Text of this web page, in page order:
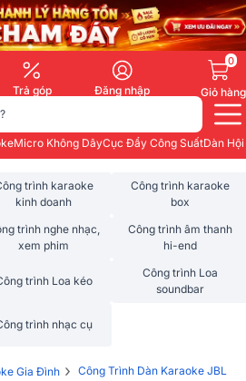
Trả góp Đăng nhập
0
Giỏ hàng
Micro Không DâyCục Đẩy Công SuấtDàn
trình karaoke
kinh doanh
Công trình karaoke
box
trình nghe nhạc,
xem phim
Công trình âm thanh
hi-end
trình Loa kéo
Công trình Loa
soundbar
trình nhạc cụ
Gia Đình › Công Trình Dàn Karaoke JBL